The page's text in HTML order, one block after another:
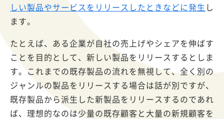
しい製品やサービスをリリースしたときなどに発生 し
ます。
たとえば、ある企業が自社の売上げやシェアを伸ばす
ことを目的として、新しい製品をリリースするとしま
す。これまでの既存製品の流れを無視して、全く別の
ジャンルの製品をリリースする場合は話が別ですが、
既存製品から派生した新製品をリリースするのであれ
ば、理想的なのは少量の既存顧客と大量の新規顧客を